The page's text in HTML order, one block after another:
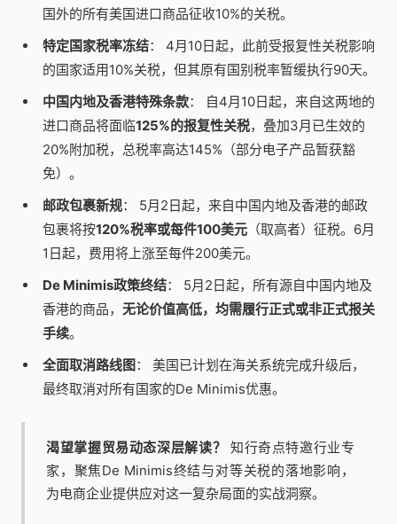
国外的所有美国进口商品征收10%的关税。
特定国家税率冻结： 4月10日起，此前受报复性关税影响
的国家适用10%关税，但其原有国别税率暂缓执行90天。
中国内地及香港特殊条款： 自4月10日起，来自这两地的
进口商品将面临125%的报复性关税，叠加3月已生效的
20%附加税，总税率高达145%（部分电子产品暂获豁
免）。
邮政包裹新规： 5月2日起，来自中国内地及香港的邮政
包裹将按120%税率或每件100美元（取高者）征税。6月
1日起，费用将上涨至每件200美元。
De Minimis政策终结： 5月2日起，所有源自中国内地及
香港的商品， 无论价值高低，均需履行正式或非正式报关
手续。
全面取消路线图 ： 美国已计划在海关系统完成升级后，
最终取消对所有国家的De Minimis优惠。
渴望掌握贸易动态深层解读？
知行奇点特邀行业专
家，聚焦De Minimis终结与对等关税的落地影响，
为电商企业提供应对这一复杂局面的实战洞察。